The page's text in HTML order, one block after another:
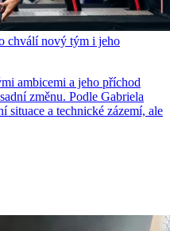
chválí nový tým i jeho
ambicemi a jeho příchod
změnu. Podle Gabriela
situace a technické zázemí, ale